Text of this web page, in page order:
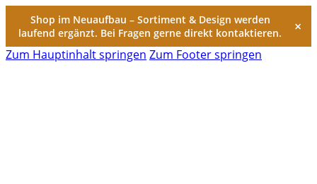
Shop im Neuaufbau – Sortiment & Design werden
laufend ergänzt. Bei Fragen gerne direkt kontaktieren.
×
Zum Hauptinhalt springen Zum Footer springen